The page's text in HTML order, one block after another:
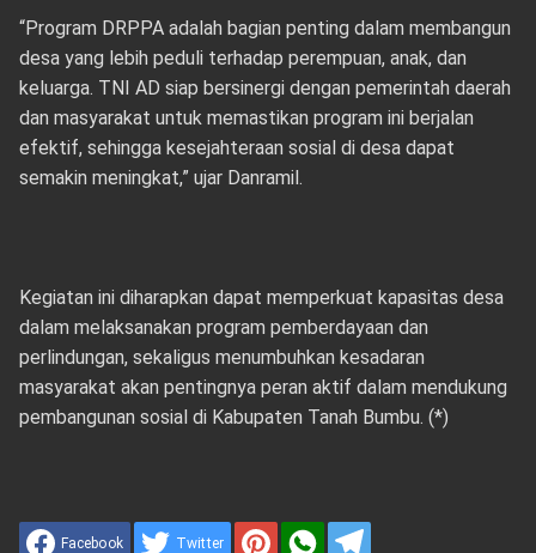
“Program DRPPA adalah bagian penting dalam membangun
desa yang lebih peduli terhadap perempuan, anak, dan
keluarga. TNI AD siap bersinergi dengan pemerintah daerah
dan masyarakat untuk memastikan program ini berjalan
efektif, sehingga kesejahteraan sosial di desa dapat
semakin meningkat,” ujar Danramil.
Kegiatan ini diharapkan dapat memperkuat kapasitas desa
dalam melaksanakan program pemberdayaan dan
perlindungan, sekaligus menumbuhkan kesadaran
masyarakat akan pentingnya peran aktif dalam mendukung
pembangunan sosial di Kabupaten Tanah Bumbu. (*)
Facebook Twitter